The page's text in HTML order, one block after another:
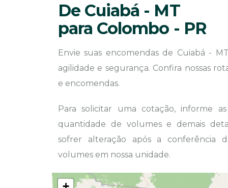
De Cuiabá - MT
para Colombo - PR
Envie suas encomendas de Cuiabá -
agilidade e segurança. Confira nossas
e encomendas.
Para solicitar uma cotação, informe
quantidade de volumes e demais
sofrer alteração após a conferência
volumes em nossa unidade.